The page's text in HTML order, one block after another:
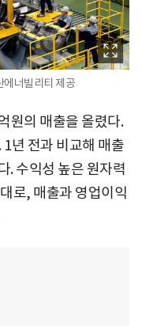
에너빌리티 제공
원의 매출을 올렸다.
년 전과 비교해 매출
. 수익성 높은 원자력
로, 매출과 영업이익